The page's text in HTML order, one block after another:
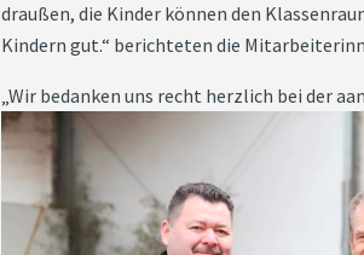
draußen, die Kinder können den
Kindern gut.“ berichteten die
„Wir bedanken uns recht herzlich bei der